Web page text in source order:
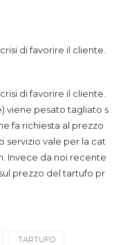
di favorire il cliente.
di favorire il cliente.
viene pesato tagliato s
fa richiesta al prezzo
servizio vale per la cat
Invece da noi recente
prezzo del tartufo pr
TARTUFO